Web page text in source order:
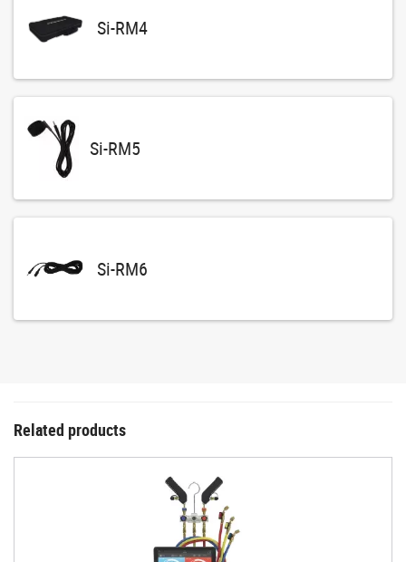
Si-RM4
Si-RM5
Si-RM6
Related products